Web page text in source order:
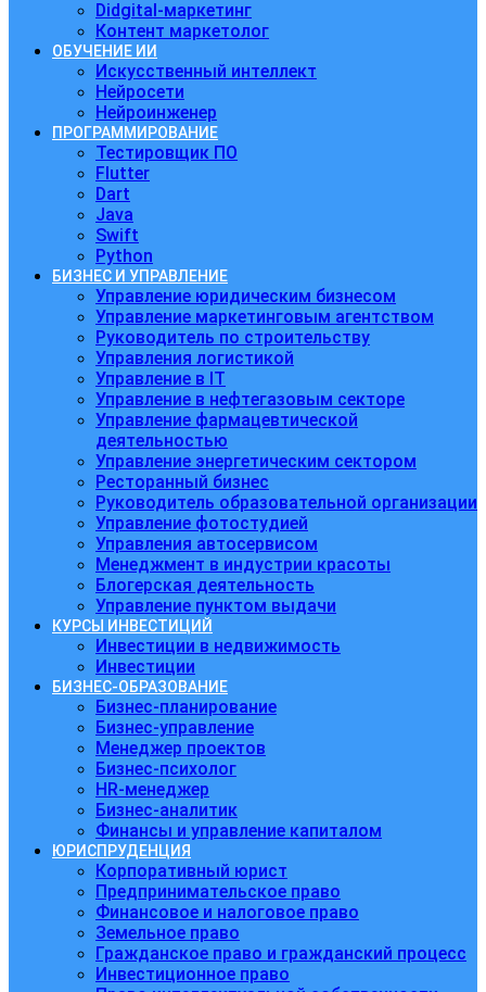
Didgital-маркетинг
Контент маркетолог
ОБУЧЕНИЕ ИИ
Искусственный интеллект
Нейросети
Нейроинженер
ПРОГРАММИРОВАНИЕ
Тестировщик ПО
Flutter
Dart
Java
Swift
Python
БИЗНЕС И УПРАВЛЕНИЕ
Управление юридическим бизнесом
Управление маркетинговым агентством
Руководитель по строительству
Управления логистикой
Управление в IT
Управление в нефтегазовым секторе
Управление фармацевтической
деятельностью
Управление энергетическим сектором
Ресторанный бизнес
Руководитель образовательной организации
Управление фотостудией
Управления автосервисом
Менеджмент в индустрии красоты
Блогерская деятельность
Управление пунктом выдачи
КУРСЫ ИНВЕСТИЦИЙ
Инвестиции в недвижимость
Инвестиции
БИЗНЕС-ОБРАЗОВАНИЕ
Бизнес-планирование
Бизнес-управление
Менеджер проектов
Бизнес-психолог
HR-менеджер
Бизнес-аналитик
Финансы и управление капиталом
ЮРИСПРУДЕНЦИЯ
Корпоративный юрист
Предпринимательское право
Финансовое и налоговое право
Земельное право
Гражданское право и гражданский процесс
Инвестиционное право